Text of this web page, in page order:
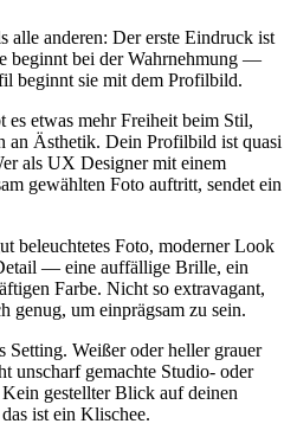
alle anderen: Der erste Eindruck ist
beginnt bei der Wahrnehmung —
beginnt sie mit dem Profilbild.
etwas mehr Freiheit beim Stil,
an Ästhetik. Dein Profilbild ist quasi
als UX Designer mit einem
gewählten Foto auftritt, sendet ein
beleuchtetes Foto, moderner Look
— eine auffällige Brille, ein
Farbe. Nicht so extravagant,
genug, um einprägsam zu sein.
Setting. Weißer oder heller grauer
unscharf gemachte Studio- oder
gestellter Blick auf deinen
ist ein Klischee.